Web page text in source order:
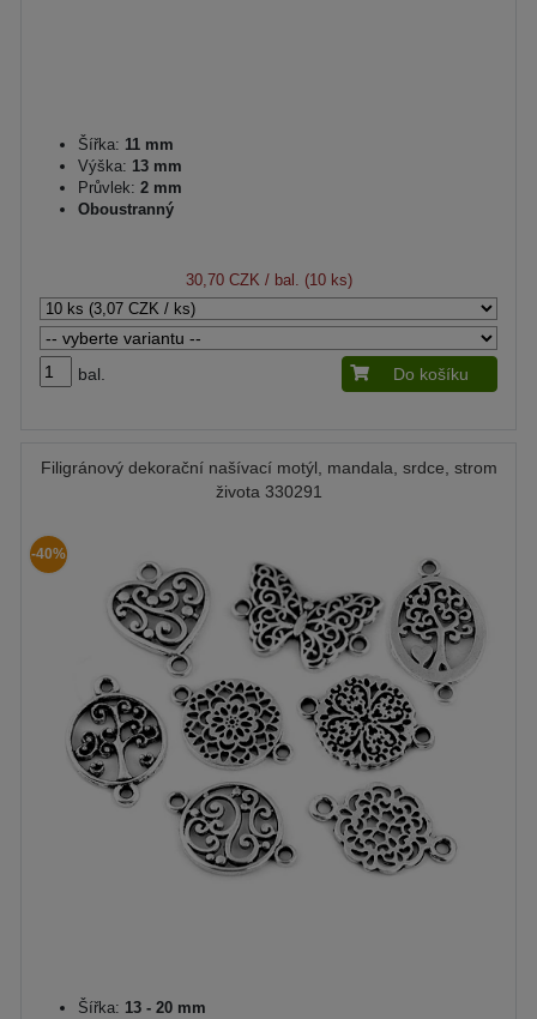
Šířka: 11 mm
Výška: 13 mm
Průvlek: 2 mm
Oboustranný
30,70 CZK / bal. (10 ks)
bal. Do košíku
Filigránový dekorační našívací motýl, mandala, srdce, strom
života 330291
-40%
Šířka: 13 - 20 mm